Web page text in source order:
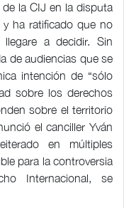
la CIJ en la disputa
y ha ratificado que no
a decidir. Sin
de audiencias que se
intención de “sólo
sobre los derechos
sobre el territorio
el canciller Yván
en múltiples
para la controversia
Internacional, se